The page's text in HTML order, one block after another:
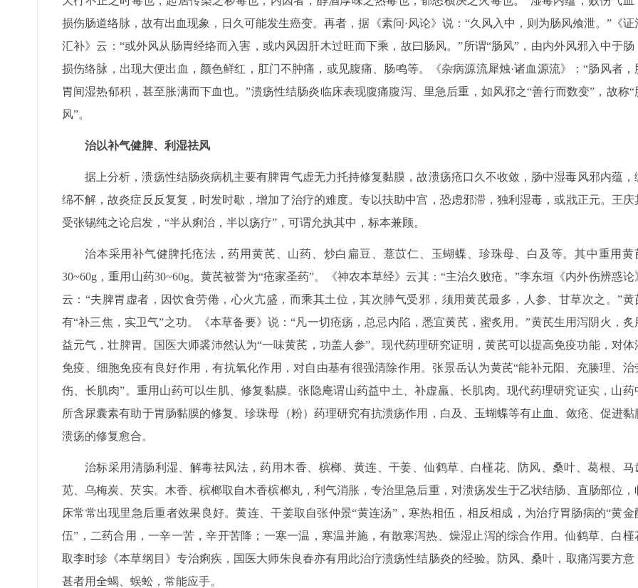
损伤肠道络脉，故有出血现象，日久可能发生癌变。再者，据《素问·风论》说：“久风入中，则为肠风飧泄。”《证
汇补》云：“或外风从肠胃经络而入害，或内风因肝木过旺而下乘，故曰肠风。”所谓“肠风”，由内外风邪入中于肠
损伤络脉，出现大便出血，颜色鲜红，肛门不肿痛，或见腹痛、肠鸣等。《杂病源流犀烛·诸血源流》：“肠风者，
胃间湿热郁积，甚至胀满而下血也。”溃疡性结肠炎临床表现腹痛腹泻、里急后重，如风邪之“善行而数变”，故称“
风”。
治以补气健脾、利湿祛风
据上分析，溃疡性结肠炎病机主要有脾胃气虚无力托持修复黏膜，故溃疡疮口久不收敛，肠中湿毒风邪内蕴，
绵不解，故炎症反反复复，时发时歇，增加了治疗的难度。专以扶助中宫，恐虑邪滞，独利湿毒，或戕正元。王庆
受张锡纯之论启发，“半从痢治，半以疡疗”，可谓允执其中，标本兼顾。
治本采用补气健脾托疮法，药用黄芪、山药、炒白扁豆、薏苡仁、玉蝴蝶、珍珠母、白及等。其中重用黄
30~60g，重用山药30~60g。黄芪被誉为“疮家圣药”。《神农本草经》云其：“主治久败疮。”李东垣《内外伤辨惑论
云：“夫脾胃虚者，因饮食劳倦，心火亢盛，而乘其土位，其次肺气受邪，须用黄芪最多，人参、甘草次之。”黄
有“补三焦，实卫气”之功。《本草备要》说：“凡一切疮疡，总忌内陷，悉宜黄芪，蜜炙用。”黄芪生用泻阴火，炙
益元气，壮脾胃。国医大师裘沛然认为“一味黄芪，功盖人参”。现代药理研究证明，黄芪可以提高免疫功能，对体
免疫、细胞免疫有良好作用，有抗氧化作用，对自由基有很强清除作用。张景岳认为黄芪“能补元阳、充腠理、治
伤、长肌肉”。重用山药可以生肌、修复黏膜。张隐庵谓山药益中土、补虚羸、长肌肉。现代药理研究证实，山药
所含尿囊素有助于胃肠黏膜的修复。珍珠母（粉）药理研究有抗溃疡作用，白及、玉蝴蝶等有止血、敛疮、促进黏
溃疡的修复愈合。
治标采用清肠利湿、解毒祛风法，药用木香、槟榔、黄连、干姜、仙鹤草、白槿花、防风、桑叶、葛根、马
苋、乌梅炭、芡实。木香、槟榔取自木香槟榔丸，利气消胀，专治里急后重，对溃疡发生于乙状结肠、直肠部位，
床常常出现里急后重者效果良好。黄连、干姜取自张仲景“黄连汤”，寒热相伍，相反相成，为治疗胃肠病的“黄金
伍”，二药合用，一辛一苦，辛开苦降；一寒一温，寒温并施，有散寒泻热、燥湿止泻的综合作用。仙鹤草、白槿
取李时珍《本草纲目》专治痢疾，国医大师朱良春亦有用此治疗溃疡性结肠炎的经验。防风、桑叶，取痛泻要方意
甚者用全蝎、蜈蚣，常能应手。